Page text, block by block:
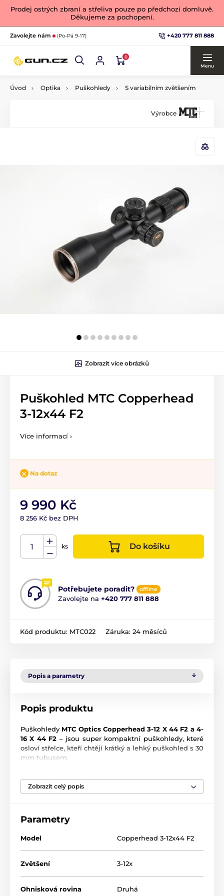
Prodej ostrých zbraní a střeliva pouze po předchozí domluvě.
Děkujeme za pochopení.
Zavolejte nám (Po-Pá 9-17) +420 777 811 888
0
Menu
Úvod Optika Puškohledy S variabilním zvětšením
Výrobce
Zobrazit více obrázků
Puškohled MTC Copperhead
3-12x44 F2
Více informací ›
Na dotaz
9 990 Kč
8 256 Kč bez DPH
ks Do košíku
Potřebujete poradit? offline
Zavolejte na +420 777 811 888
Kód produktu: MTC022 Záruka: 24 měsíců
Popis a parametry
Popis produktu
Puškohledy MTC Optics Copperhead 3-12 X 44 F2 a 4-
16 X 44 F2 – jsou super kompaktní puškohledy, které
osloví střelce, kteří chtějí krátký a lehký puškohled s 30
mm tubusem.
rozměry nepostrádá nic na vlastnostech ani čistotě
pohledu. Díky úpravám click-stop v MIL (1 kliknutí = 1
komínků, je Copperhead prvním dalekohledem, který
MTC AMD2, který poskytuje řadu zaměřovacích bodů
proti trajektorii a vylepšené referenční body větru.
Záměrný kříž AMD2 namontovaný na Copperhead –
scénáři osvětlení. 30mm tubus byl sladěn s vysoce
Zobrazit celý popis
Parametry
Model Copperhead 3-12x44 F2
Zvětšení 3-12x
Ohnisková rovina Druhá